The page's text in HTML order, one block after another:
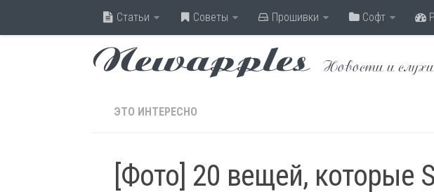
Статьи Советы Прошивки Софт
Newapples Новости и
ЭТО ИНТЕРЕСНО
[Фото] 20 вещей, которые